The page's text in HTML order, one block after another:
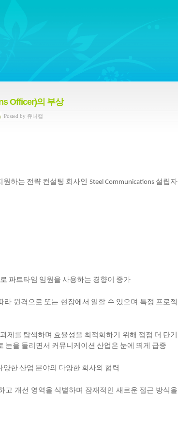
Officer)의 부상
Posted by 쥬니캡
원하는 전략 컨설팅 회사인 Steel Communications 설립자
파트타임 임원을 사용하는 경향이 증가
라 원격으로 또는 현장에서 일할 수 있으며 특정 프로젝
과제를 탐색하며 효율성을 최적화하기 위해 점점 더 단기
눈을 돌리면서 커뮤니케이션 산업은 눈에 띄게 급증
양한 산업 분야의 다양한 회사와 협력
고 개선 영역을 식별하며 잠재적인 새로운 접근 방식을